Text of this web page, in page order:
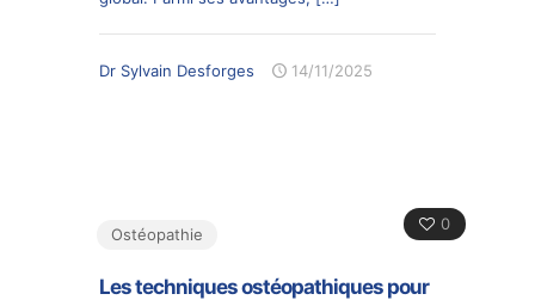
Dr Sylvain Desforges 14/11/2025
0
Ostéopathie
Les techniques ostéopathiques pour